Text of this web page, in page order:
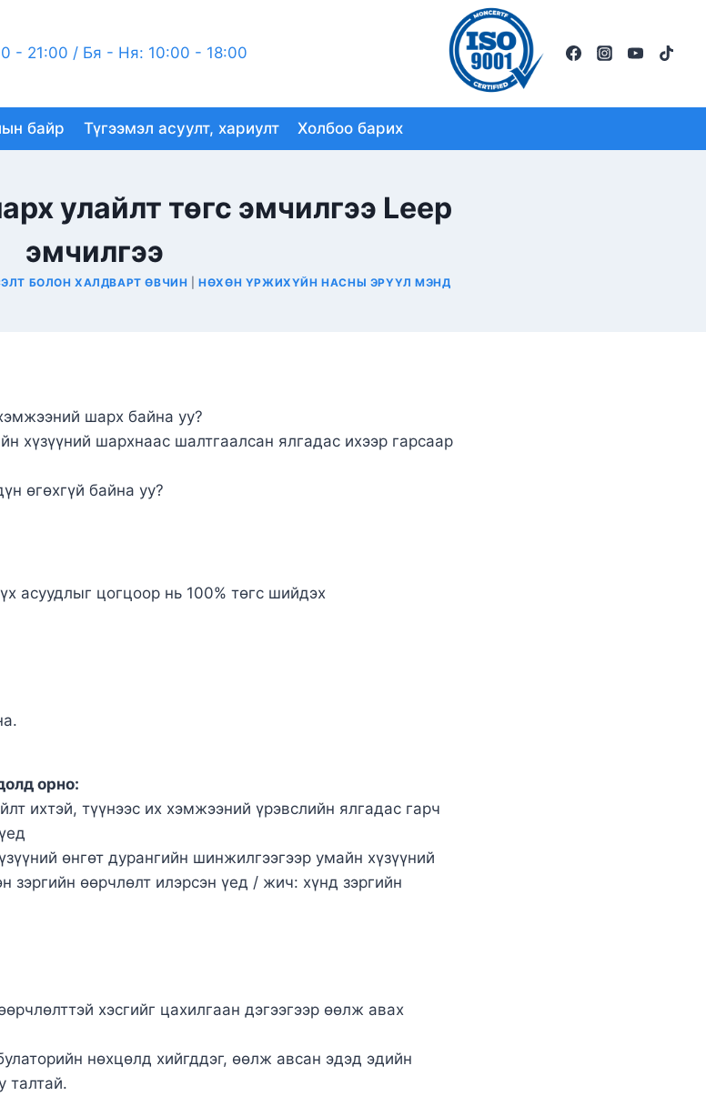
- 21:00 / Бя - Ня: 10:00 - 18:00
байр Түгээмэл асуулт, хариулт Холбоо барих
улайлт төгс эмчилгээ Leep
эмчилгээ
БОЛОН ХАЛДВАРТ ӨВЧИН |НӨХӨН ҮРЖИХҮЙН НАСНЫ ЭРҮҮЛ МЭНД
шарх байна уу?
хүзүүний шархнаас шалтгаалсан ялгадас ихээр гарсаар
өгөхгүй байна уу?
асуудлыг цогцоор нь 100% төгс шийдэх
орно:
ихтэй, түүнээс их хэмжээний үрэвслийн ялгадас гарч
өнгөт дурангийн шинжилгээгээр умайн хүзүүний
зэргийн өөрчлөлт илэрсэн үед / жич: хүнд зэргийн
хэсгийг цахилгаан дэгээгээр өөлж авах
нөхцөлд хийгддэг, өөлж авсан эдэд эдийн
талтай.